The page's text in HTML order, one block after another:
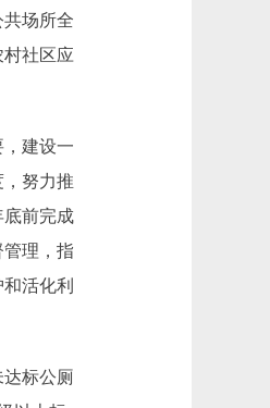
场所全
社区应
建设一
努力推
底前完成
理，指
活化利
标公厕